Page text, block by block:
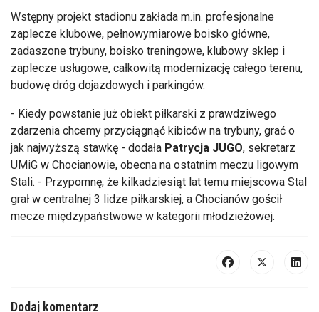
Wstępny projekt stadionu zakłada m.in. profesjonalne
zaplecze klubowe, pełnowymiarowe boisko główne,
zadaszone trybuny, boisko treningowe, klubowy sklep i
zaplecze usługowe, całkowitą modernizację całego terenu,
budowę dróg dojazdowych i parkingów.
- Kiedy powstanie już obiekt piłkarski z prawdziwego
zdarzenia chcemy przyciągnąć kibiców na trybuny, grać o
jak najwyższą stawkę - dodała Patrycja JUGO, sekretarz
UMiG w Chocianowie, obecna na ostatnim meczu ligowym
Stali. - Przypomnę, że kilkadziesiąt lat temu miejscowa Stal
grał w centralnej 3 lidze piłkarskiej, a Chocianów gościł
mecze międzypaństwowe w kategorii młodzieżowej.
Dodaj komentarz